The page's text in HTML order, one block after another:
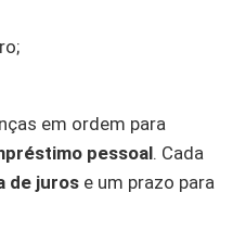
em ordem para
pessoal. Cada
de juros e um prazo para